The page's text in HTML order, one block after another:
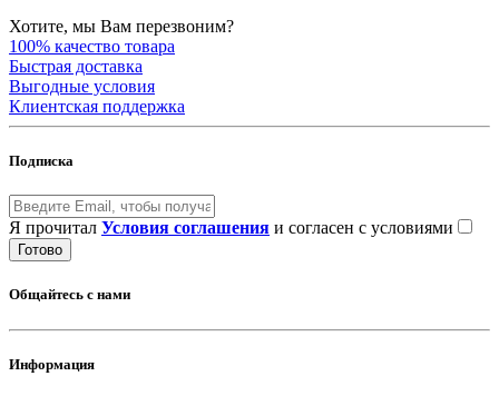
Хотите, мы Вам перезвоним?
100% качество товара
Быстрая доставка
Выгодные условия
Клиентская поддержка
Подписка
Я прочитал Условия соглашения и согласен с условиями
Готово
Общайтесь с нами
Информация